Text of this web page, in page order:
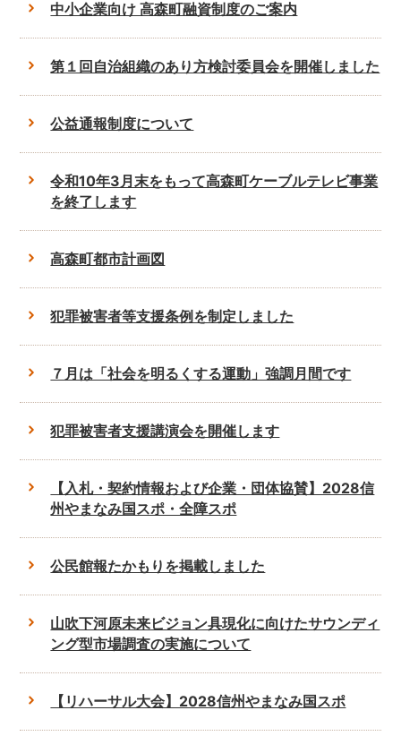
中小企業向け 高森町融資制度のご案内
第１回自治組織のあり方検討委員会を開催しました
公益通報制度について
令和10年3月末をもって高森町ケーブルテレビ事業
を終了します
高森町都市計画図
犯罪被害者等支援条例を制定しました
７月は「社会を明るくする運動」強調月間です
犯罪被害者支援講演会を開催します
【入札・契約情報および企業・団体協賛】2028信
州やまなみ国スポ・全障スポ
公民館報たかもりを掲載しました
山吹下河原未来ビジョン具現化に向けたサウンディ
ング型市場調査の実施について
【リハーサル大会】2028信州やまなみ国スポ